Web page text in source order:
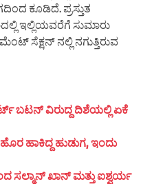
ಕೂಡಿದೆ. ಪ್ರಸ್ತುತ
ಇಲ್ಲಿಯವರೆಗೆ ಸುಮಾರು
ಸೆಕ್ಷನ್ ನಲ್ಲಿ ನಗುತ್ತಿರುವ
ಬಟನ್ ವಿರುದ್ದ ದಿಶೆಯಲ್ಲಿ ಏಕೆ
ಹಾಕಿದ್ದ ಹುಡುಗ, ಇಂದು
ಸಲ್ಮಾನ್ ಖಾನ್ ಮತ್ತು ಐಶ್ವರ್ಯ